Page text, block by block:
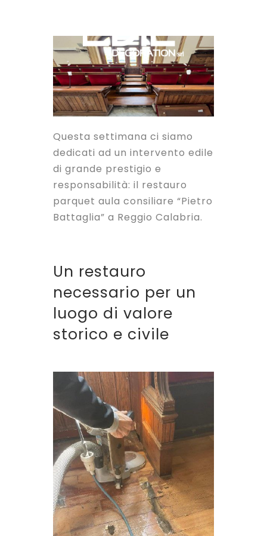
Questa settimana ci siamo
dedicati ad un intervento edile
di grande prestigio e
responsabilità: il restauro
parquet aula consiliare “Pietro
Battaglia” a Reggio Calabria.
Un restauro
necessario per un
luogo di valore
storico e civile